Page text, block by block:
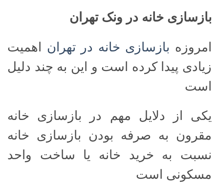
بازسازی خانه در ونک تهران
امروزه بازسازی خانه در تهران اهمیت
زیادی پیدا کرده است و این به چند دلیل
است
یکی از دلایل مهم در بازسازی خانه
مقرون به صرفه بودن بازسازی خانه
نسبت به خرید خانه یا ساخت واحد
مسکونی است